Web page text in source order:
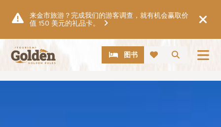
来金市旅游？完成我们的游客调查，就有机会赢取价
值 150 美元的礼品卡。
搜索
CTA图书